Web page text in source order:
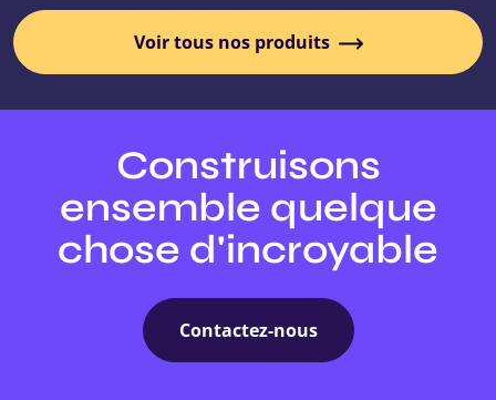
Voir tous nos produits
Construisons
ensemble quelque
chose d'incroyable
Contactez-nous